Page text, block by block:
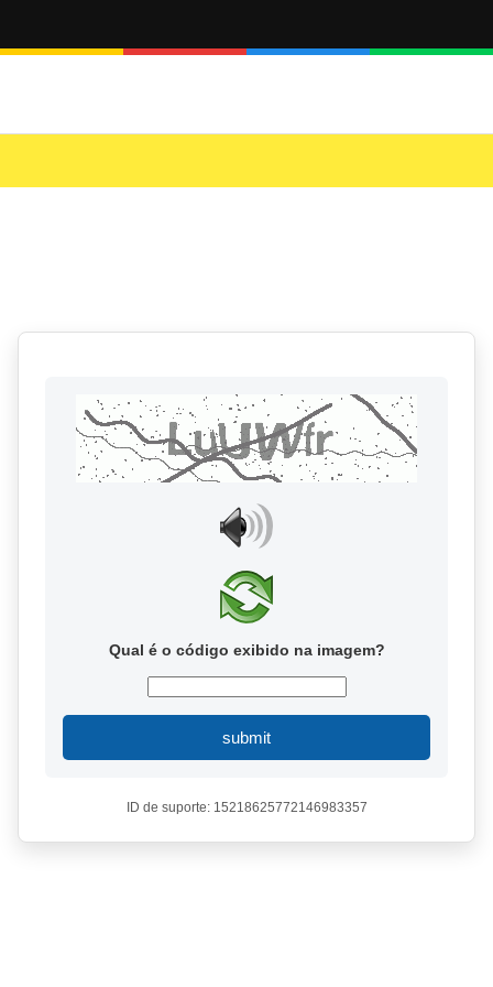
Qual é o código exibido na imagem?
submit
ID de suporte: 15218625772146983357